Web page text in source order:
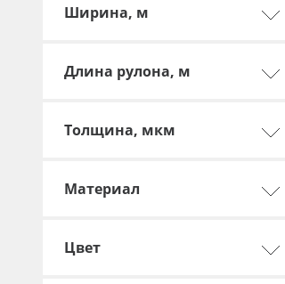
Ширина, м
Длина рулона, м
Толщина, мкм
Материал
Цвет